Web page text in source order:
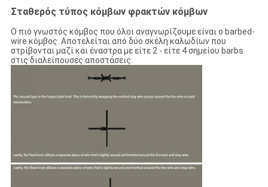
Σταθερός τύπος κόμβων φρακτών κόμβων
Ο πιό γνωστός κόμβος που όλοι αναγνωρίζουμε είναι ο barbed-
wire κόμβος. Αποτελείται από δύο σκέλη καλωδίων που
στρίβονται μαζί και έναστρα με είτε 2 - είτε 4 σημείου barbs
στις διαλείπουσες αποστάσεις.